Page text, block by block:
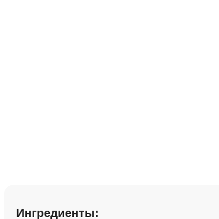
Ингредиенты: